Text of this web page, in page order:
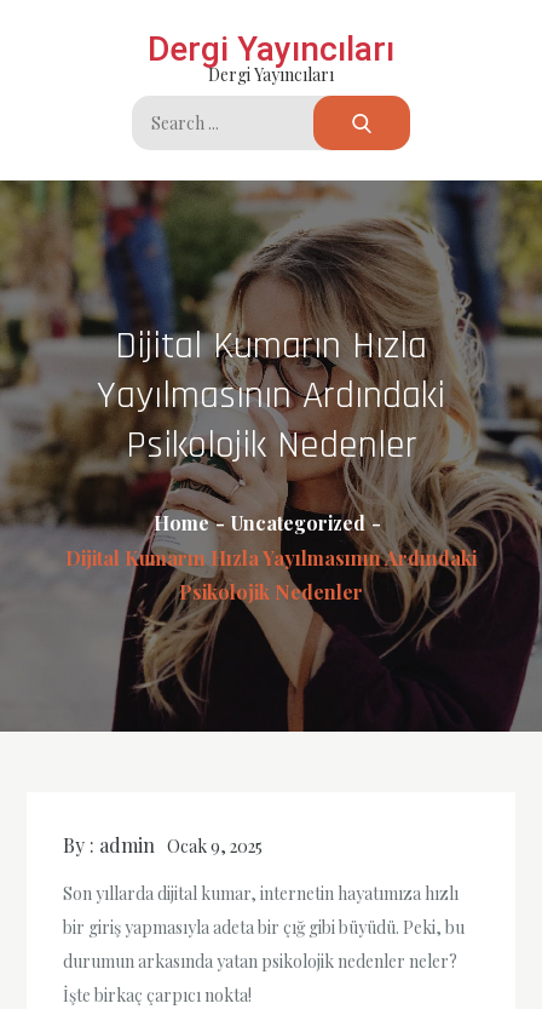
Dergi Yayıncıları
Dergi Yayıncıları
Search
for:
Dijital Kumarın Hızla
Yayılmasının Ardındaki
Psikolojik Nedenler
Home
Uncategorized
Dijital Kumarın Hızla Yayılmasının Ardındaki
Psikolojik Nedenler
By : admin Ocak 9, 2025
Son yıllarda dijital kumar, internetin hayatımıza hızlı
bir giriş yapmasıyla adeta bir çığ gibi büyüdü. Peki, bu
durumun arkasında yatan psikolojik nedenler neler?
İşte birkaç çarpıcı nokta!